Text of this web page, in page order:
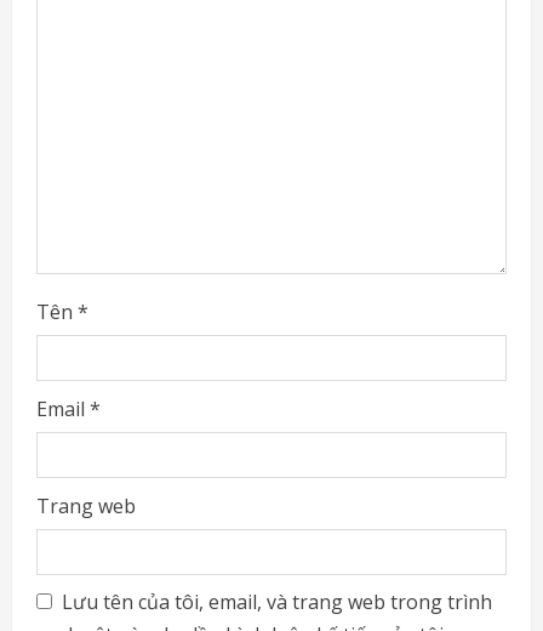
Tên *
Email *
Trang web
Lưu tên của tôi, email, và trang web trong trình